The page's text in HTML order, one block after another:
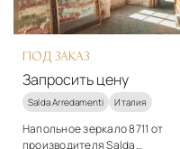
ПОД ЗАКАЗ
Запросить цену
Salda Arredamenti Италия
Напольное зеркало 8711 от
производителя Salda